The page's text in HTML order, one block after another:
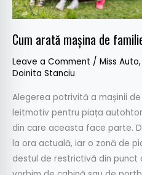
Cum arată mașina de
Leave a Comment / Miss Auto,
Doinita Stanciu
Alegerea potrivită a mașinii
leitmotiv pentru piața
din care aceasta face parte.
la ora actuală, iar o zonă de
destul de restrictivă din punct